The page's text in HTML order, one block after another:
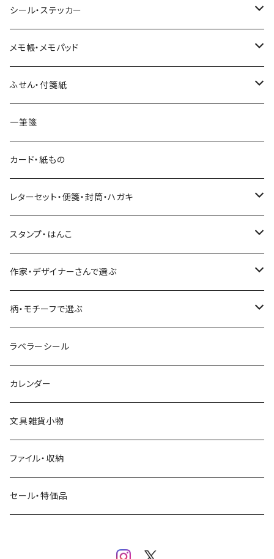
ヨハク
和紙
透明クリア
Hutte paper works （プロペラスタジオ）
ネクタイ
透明クリアテープ
柄・モチーフで選ぶ（マステ）
いちご・ストロベリー
フルーツ・野菜
ミモザ
お花・フラワー・グリーン・植物
マインドウェイブ
水縞
大枝活版室
星燈社
ミナペルホネン
BGM
eric
SAIEN
田村美紀
パピアプラッツ（作家もの）
シール・ステッカー
フレークシール
パピアプラッツ（作家もの）
ヨハク
ステッカーシール
マインドウェイブ
田村美紀
立体シール
メモ帳・メモパッド
ヨハク
HUTTE PAPER WORKS
表現社（作家もの）
星燈社
古川紙工
大枝活版室
ふせん・付箋紙
ヨハク
HUTTE PAPER WORKS
古川紙工
表現社（作家もの）
ロール付箋
一筆箋
カード・紙もの
レターセット・便箋・封筒・ハガキ
古川紙工
表現社（作家もの）
スタンプ・はんこ
Hutte paper works
ヨハク
作家・デザイナーさんで選ぶ
ネクタイ
Hutte paper works
ヨハク
eric
浅野みどり
西淑
柄・モチーフで選ぶ
フルーツ
食べ物・フード・スイーツ
パン・ブレッド
カフェ
コーヒー・飲み物・クリームソーダ
ラベラーシール
カレンダー
文具雑貨小物
ファイル・収納
セール・特価品